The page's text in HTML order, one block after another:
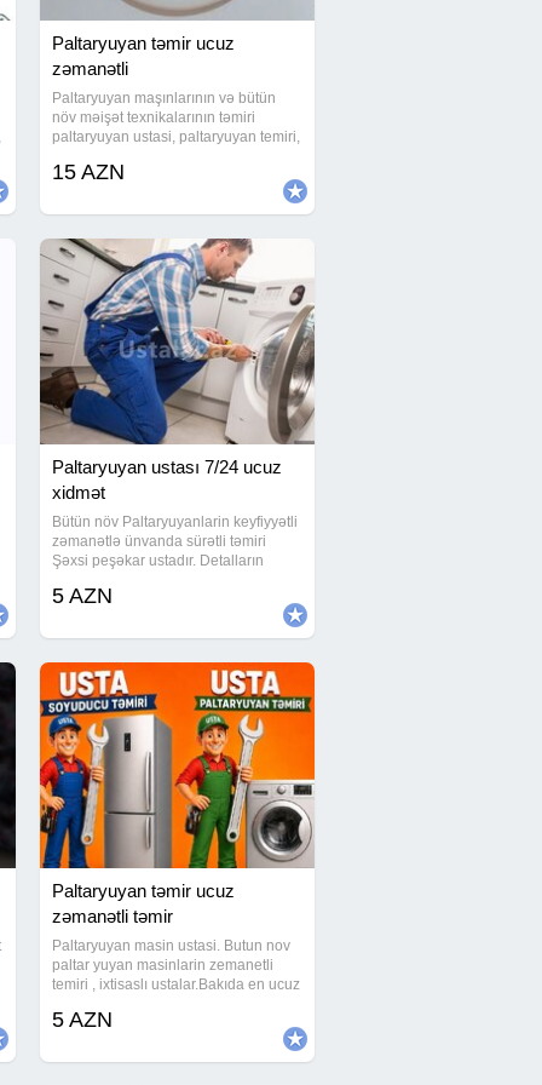
Paltaryuyan təmir ucuz
zəmanətli
Paltaryuyan maşınlarının və bütün
növ məişət texnikalarının təmiri
paltaryuyan ustasi, paltaryuyan temiri,
paltaryuyan ustası, paltaryuyan
paltar
15 AZN
Paltaryuyan ustası 7/24 ucuz
xidmət
Bütün növ Paltaryuyanlarin keyfiyyətli
zəmanətlə ünvanda sürətli təmiri
Şəxsi peşəkar ustadır. Detalların
zəmanəti və ucuz qiyməti deyirik 2 illik
5 AZN
Paltaryuyan təmir ucuz
zəmanətli təmir
Paltaryuyan masin ustasi. Butun nov
paltar yuyan masinlarin zemanetli
temiri , ixtisaslı ustalar.Bakıda en ucuz
5 Azn-dən başlayır.Bizimlə pulunuza
5 AZN